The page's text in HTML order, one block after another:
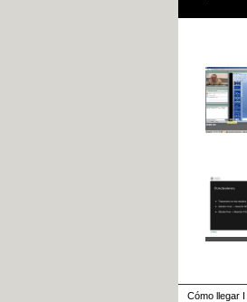
Cómo llegar I